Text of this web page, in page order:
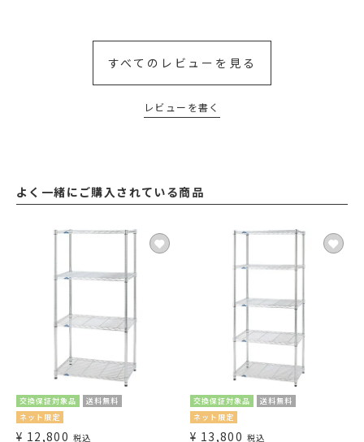
すべてのレビューを見る
レビューを書く
よく一緒にご購入されている商品
交換保証対象品
送料無料
ネット限定
¥ 12,800 税込
交換保証対象品
送料無料
ネット限定
¥ 13,800 税込